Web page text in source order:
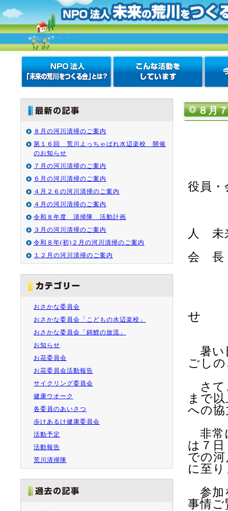
８月の河川清掃のご案内
第１６回 荒川よっちゃばれ水辺楽校 開催
のお知らせ
７月の河川清掃のご案内
６月の河川清掃のご案内
４月２６の河川清掃のご案内
４月の河川清掃のご案内
令和８年度 清掃隊 活動計画
３月の河川清掃のご案内
令和８年(初)２月の河川清掃のご案内
１２月の河川清掃のご案内
おさかな委員会
おさかな委員会「こどもの水辺楽校」
おさかな委員会「錦鯉の放流」
お知らせ
お花委員会
お花委員会活動報告
サイクリング委員会
健康ウオーク
各委員のあいさつ
歩けあるけ健康委員会
活動予定
活動報告
荒川清掃隊
８月
役員・
人 未
会
せ
暑い
ごし
さて
まで
への
非常
は７
での
に至
参加
事情